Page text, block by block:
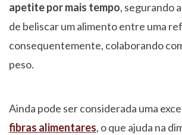
apetite por mais tempo, segurando
de beliscar um alimento entre uma
consequentemente, colaborando
peso.
Ainda pode ser considerada uma
fibras alimentares, o que ajuda na